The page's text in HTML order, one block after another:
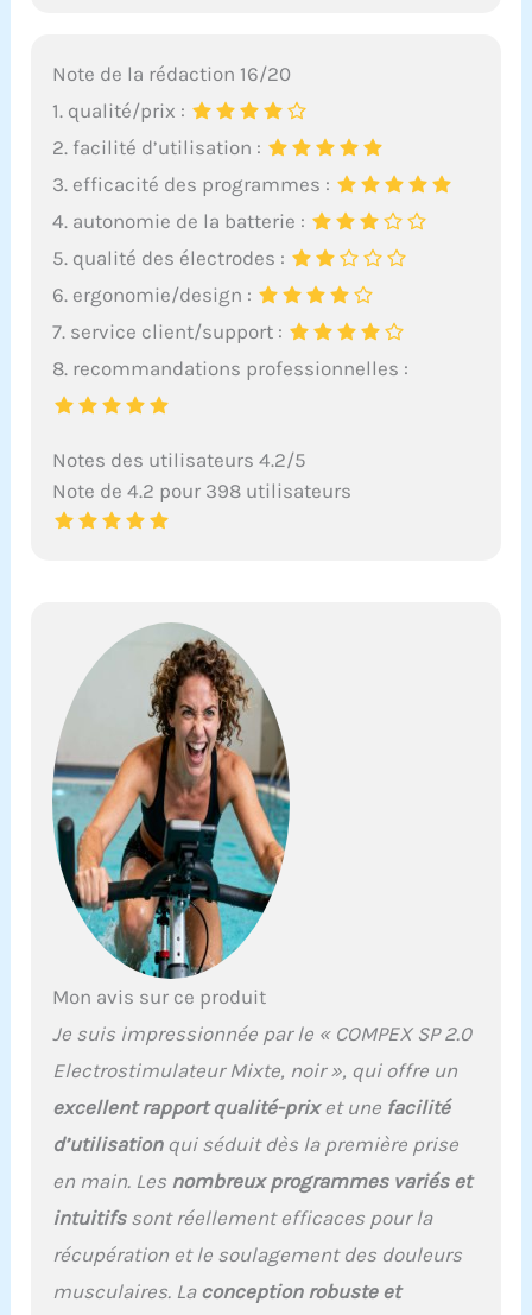
Note de la rédaction 16/20
1. qualité/prix :
2. facilité d’utilisation :
3. efficacité des programmes :
4. autonomie de la batterie :
5. qualité des électrodes :
6. ergonomie/design :
7. service client/support :
8. recommandations professionnelles :
Notes des utilisateurs 4.2/5
Note de 4.2 pour 398 utilisateurs
Mon avis sur ce produit
Je suis impressionnée par le « COMPEX SP 2.0
Electrostimulateur Mixte, noir », qui offre un
excellent rapport qualité-prixet une facilité
d’utilisationqui séduit dès la première prise
en main. Les nombreux programmes variés et
intuitifssont réellement efficaces pour la
récupération et le soulagement des douleurs
musculaires. La conception robuste et